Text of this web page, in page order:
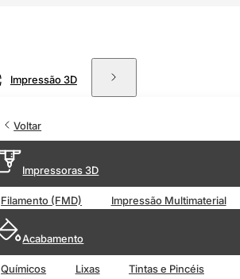
Impressão 3D
Voltar
Impressoras 3D
Filamento (FMD) Impressão Multimaterial
Acabamento
Químicos Lixas Tintas e Pincéis